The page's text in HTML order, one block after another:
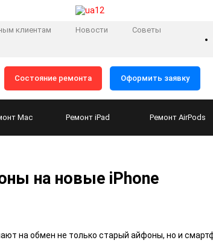
клиентам Новости
Советы
Состояние ремонта Оформить заявку
Mac Ремонт iPad Ремонт AirPods
на новые iPhone
на обмен не только старый айфоны, но и